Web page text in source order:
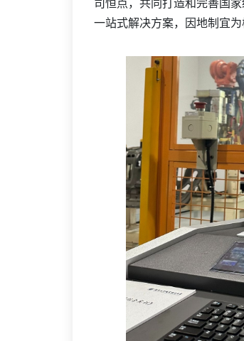
司恒点，共同打造和完善国
一站式解决方案，因地制宜